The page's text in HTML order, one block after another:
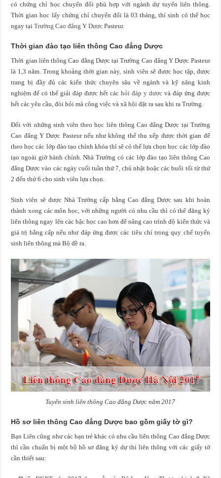
có chứng chỉ học chuyển đổi phù hợp với ngành dự tuyển liên thông.
Thời gian học lấy chứng chỉ chuyển đổi là 03 tháng, thí sinh có thể học
ngay tạiTrường Cao đẳng Y DượcPasteur.
Thời gian đào tạo liên thông Cao đẳng Dược
Thời gian liên thông Cao đẳng Dược tại Trường Cao đẳng Y Dược Pasteur
là 1,3 năm. Trong khoảng thời gian này, sinh viên sẽ được học tập, được
trang bị đầy đủ các kiến thức chuyên sâu về ngành và kỹ năng kinh
nghiệm để có thể giải đáp được hết các hỏi đáp y dượcvà đáp ứng được
hết các yêu cầu, đòi hỏi mà công việc và xã hội đặt ra sau khi ra Trường.
Đối với những sinh viên theo học liên thông Cao đẳng Dược tại Trường
Cao đẳng Y Dược Pasteur nếu như không thể thu xếp được thời gian để
theo học các lớp đào tạo chính khóa thì sẽ có thể lựa chọn học các lớp đào
tạo ngoài giờ hành chính. Nhà Trường có các lớp đào tạo liên thông Cao
đẳng Dược vào các ngày cuối tuần thứ 7, chủ nhật hoặc các buổi tối từ thứ
2 đến thứ 6 cho sinh viên lựa chọn.
Sinh viên sẽ được Nhà Trường cấp bằng Cao đẳng Dược sau khi hoàn
thành xong các môn học, với những người có nhu cầu thì có thể đăng ký
liên thông ngay lên các bậc học cao hơn để nâng cao trình độ kiến thức và
giá trị bằng cấp nếu như đáp ứng được các tiêu chí trong quy chế tuyển
sinh liên thông mà Bộ đề ra.
Tuyển sinh liên thông Cao đẳng Dược năm 2017
Hồ sơ liên thông Cao đẳng Dược bao gồm giấy tờ gì?
Bạn Liên cũng như các bạn trẻ khác có nhu cầu liên thông Cao đẳng Dược
thì cần chuẩn bị một bộ hồ sơ đăng ký dự thi liên thông với các giấy tờ
cần thiết sau: